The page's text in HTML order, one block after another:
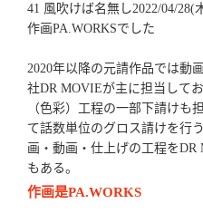
41 風吹けば名無し2022/04/28(
作画PA.WORKSでした
2020年以降の元請作品では動
社DR MOVIEが主に担当して
（色彩）工程の一部下請けも
て話数単位のグロス請けを行
画・動画・仕上げの工程を
もある。
作画是PA.WORKS